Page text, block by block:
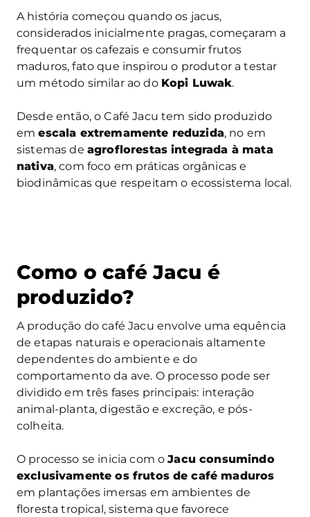
A história começou quando os jacus,
considerados inicialmente pragas, começaram a
frequentar os cafezais e consumir frutos
maduros, fato que inspirou o produtor a testar
um método similar ao do Kopi Luwak.
Desde então, o Café Jacu tem sido produzido
emescala extremamente reduzida, no em
sistemas de agroflorestas integrada à mata
nativa, com foco em práticas orgânicas e
biodinâmicas que respeitam o ecossistema local.
Como o café Jacu é
produzido?
A produção do café Jacu envolve uma equência
de etapas naturais e operacionais altamente
dependentes do ambiente e do
comportamento da ave. O processo pode ser
dividido em três fases principais: interação
animal-planta, digestão e excreção, e pós-
colheita.
O processo se inicia com oJacu consumindo
exclusivamente os frutos de café maduros
em plantações imersas em ambientes de
floresta tropical, sistema que favorece